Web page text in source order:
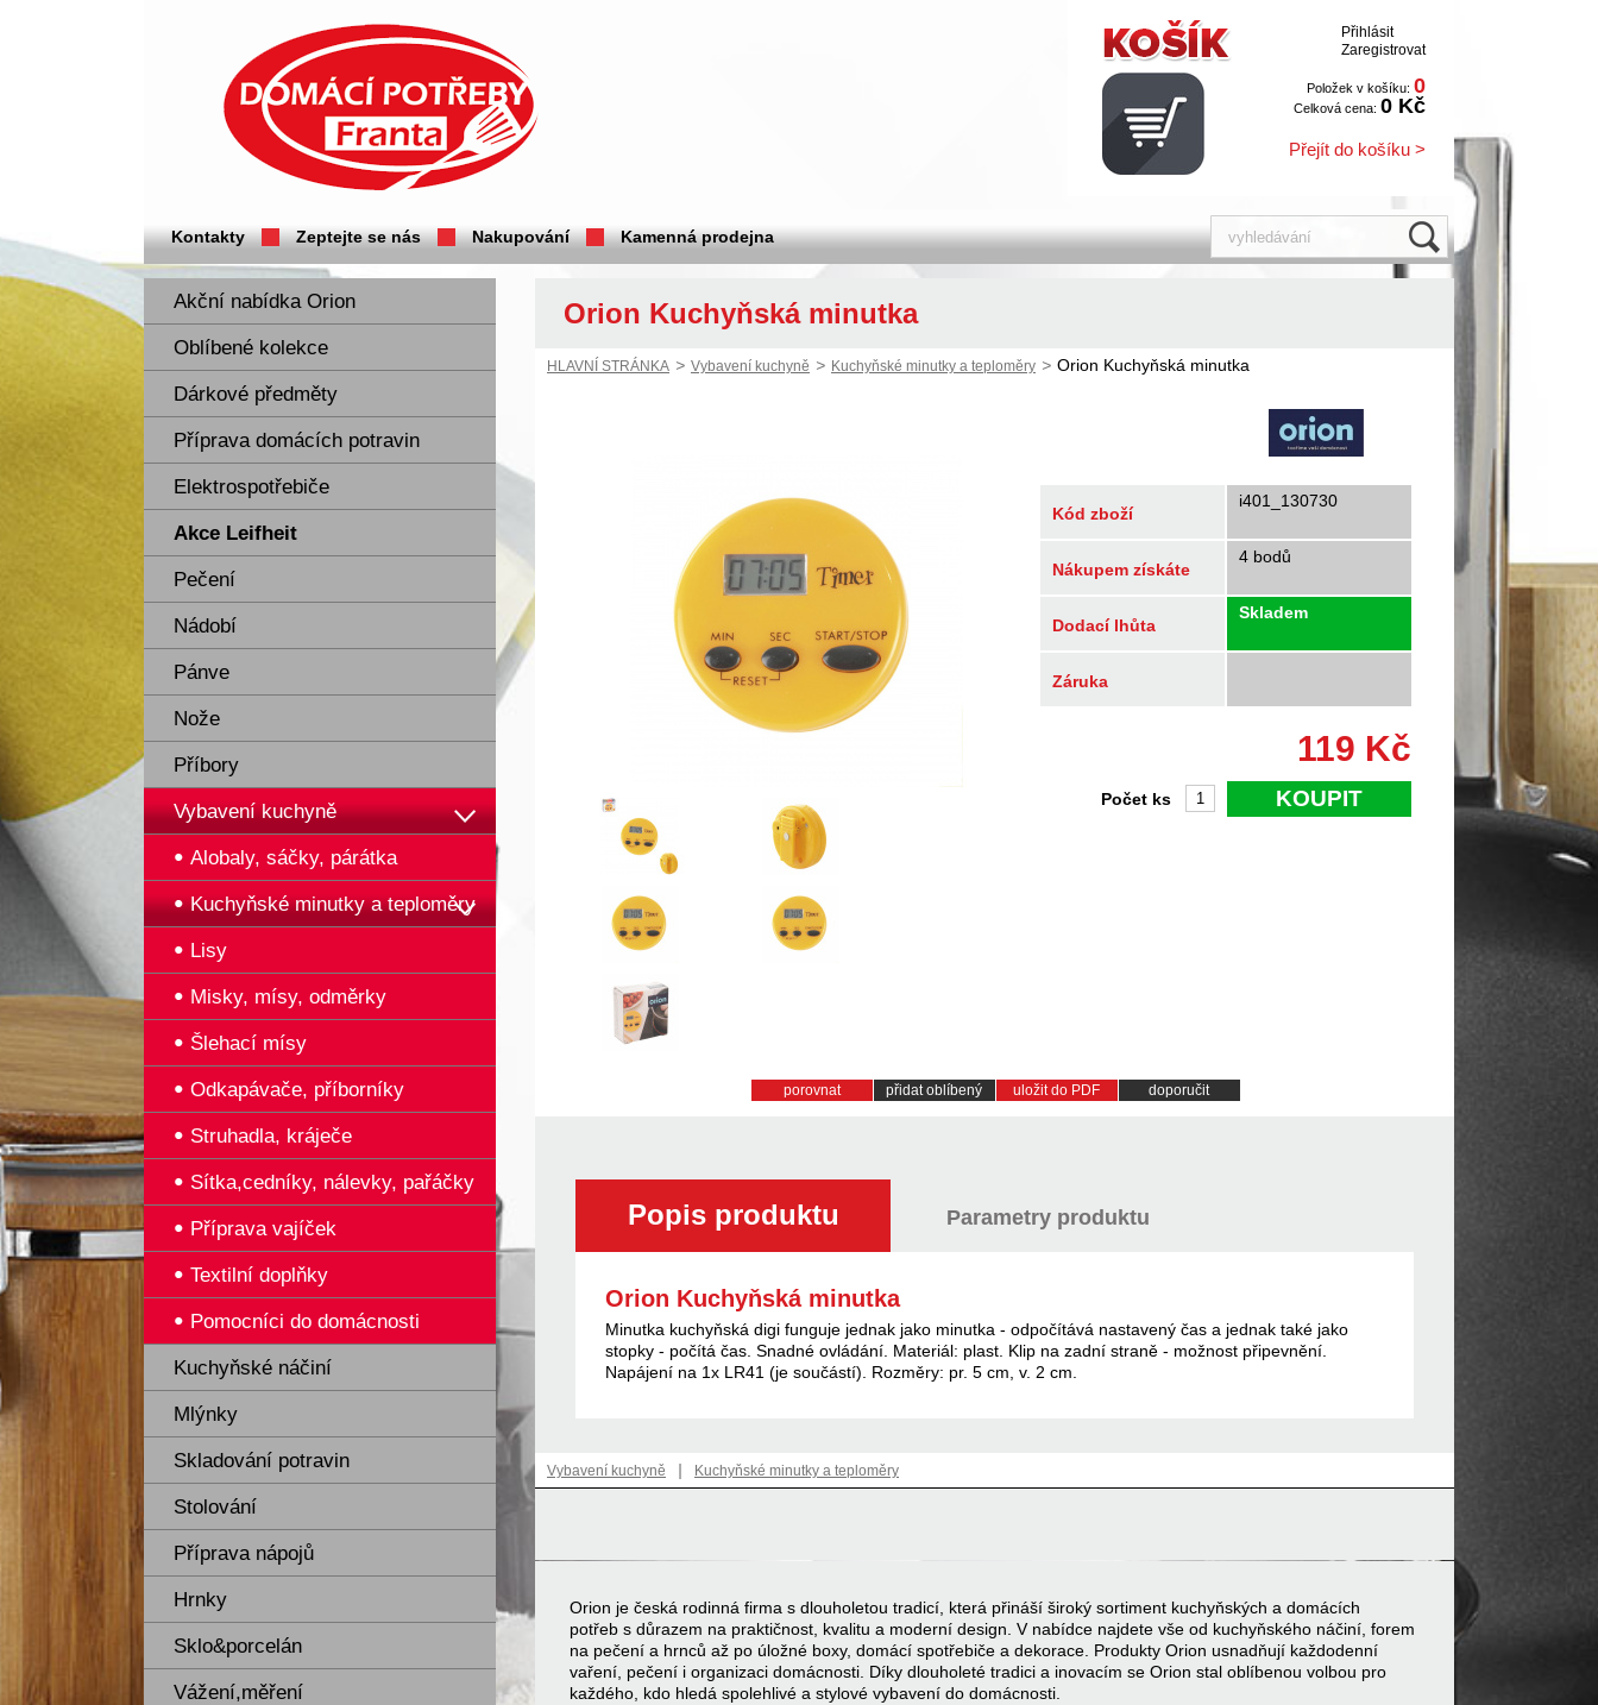
Přihlásit
Zaregistrovat
Položek v košíku: 0
Celková cena: 0 Kč
Přejít do košíku >
Kontakty Zeptejte se nás Nakupování Kamenná prodejna
Akční nabídka Orion
Oblíbené kolekce
Dárkové předměty
Příprava domácích potravin
Elektrospotřebiče
Akce Leifheit
Pečení
Nádobí
Pánve
Nože
Příbory
Vybavení kuchyně
Alobaly, sáčky, párátka
Kuchyňské minutky a teploměry
Lisy
Misky, mísy, odměrky
Šlehací mísy
Odkapávače, příborníky
Struhadla, kráječe
Sítka,cedníky, nálevky, pařáčky
Příprava vajíček
Textilní doplňky
Pomocníci do domácnosti
Kuchyňské náčiní
Mlýnky
Skladování potravin
Stolování
Příprava nápojů
Hrnky
Sklo&porcelán
Vážení,měření
Orion Kuchyňská minutka
HLAVNÍ STRÁNKA > Vybavení kuchyně > Kuchyňské minutky a teploměry > Orion Kuchyňská minutka
Kód zboží
i401_130730
Nákupem získáte
4 bodů
Dodací lhůta
Skladem
Záruka
119 Kč
KOUPIT
Počet ks
porovnat přidat oblíbený uložit do PDF doporučit
Popis produktu Parametry produktu
Orion Kuchyňská minutka
Minutka kuchyňská digi funguje jednak jako minutka - odpočítává nastavený čas a jednak také jako
stopky - počítá čas. Snadné ovládání. Materiál: plast. Klip na zadní straně - možnost připevnění.
Napájení na 1x LR41 (je součástí). Rozměry: pr. 5 cm, v. 2 cm.
Vybavení kuchyně | Kuchyňské minutky a teploměry
Orion je česká rodinná firma s dlouholetou tradicí, která přináší široký sortiment kuchyňských a domácích
potřeb s důrazem na praktičnost, kvalitu a moderní design. V nabídce najdete vše od kuchyňského náčiní, forem
na pečení a hrnců až po úložné boxy, domácí spotřebiče a dekorace. Produkty Orion usnadňují každodenní
vaření, pečení i organizaci domácnosti. Díky dlouholeté tradici a inovacím se Orion stal oblíbenou volbou pro
každého, kdo hledá spolehlivé a stylové vybavení do domácnosti.